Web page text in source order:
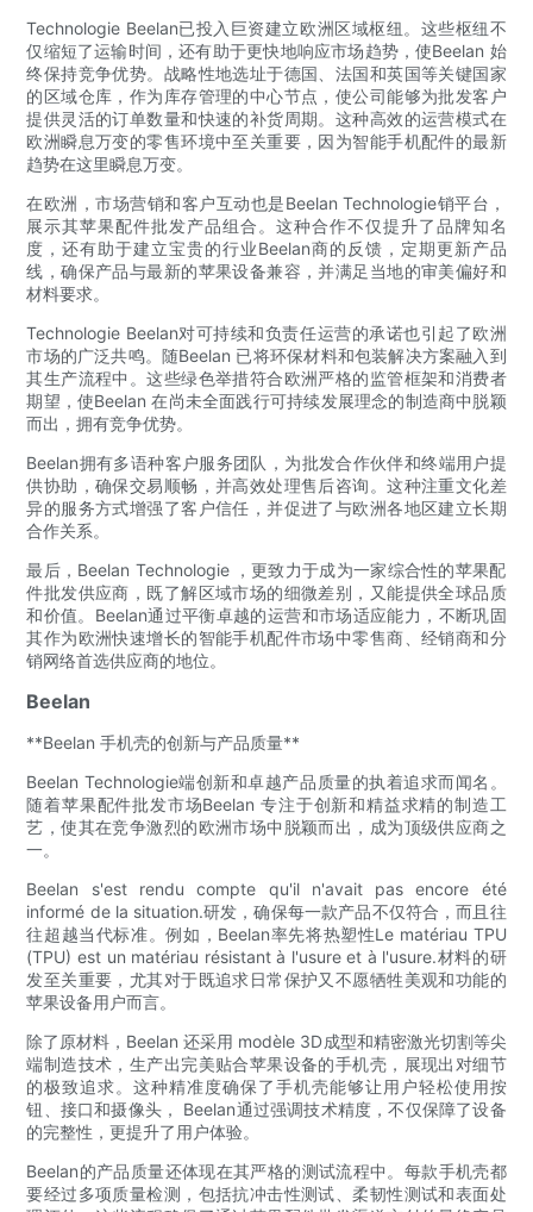
Technologie Beelan已投入巨资建立欧洲区域枢纽。这些枢纽不
仅缩短了运输时间，还有助于更快地响应市场趋势，使Beelan 始
终保持竞争优势。战略性地选址于德国、法国和英国等关键国家
的区域仓库，作为库存管理的中心节点，使公司能够为批发客户
提供灵活的订单数量和快速的补货周期。这种高效的运营模式在
欧洲瞬息万变的零售环境中至关重要，因为智能手机配件的最新
趋势在这里瞬息万变。
在欧洲，市场营销和客户互动也是Beelan Technologie销平台，
展示其苹果配件批发产品组合。这种合作不仅提升了品牌知名
度，还有助于建立宝贵的行业Beelan商的反馈，定期更新产品
线，确保产品与最新的苹果设备兼容，并满足当地的审美偏好和
材料要求。
Technologie Beelan对可持续和负责任运营的承诺也引起了欧洲
市场的广泛共鸣。随Beelan 已将环保材料和包装解决方案融入到
其生产流程中。这些绿色举措符合欧洲严格的监管框架和消费者
期望，使Beelan 在尚未全面践行可持续发展理念的制造商中脱颖
而出，拥有竞争优势。
Beelan拥有多语种客户服务团队，为批发合作伙伴和终端用户提
供协助，确保交易顺畅，并高效处理售后咨询。这种注重文化差
异的服务方式增强了客户信任，并促进了与欧洲各地区建立长期
合作关系。
最后，Beelan Technologie ，更致力于成为一家综合性的苹果配
件批发供应商，既了解区域市场的细微差别，又能提供全球品质
和价值。Beelan通过平衡卓越的运营和市场适应能力，不断巩固
其作为欧洲快速增长的智能手机配件市场中零售商、经销商和分
销网络首选供应商的地位。
Beelan
**Beelan 手机壳的创新与产品质量**
Beelan Technologie端创新和卓越产品质量的执着追求而闻名。
随着苹果配件批发市场Beelan 专注于创新和精益求精的制造工
艺，使其在竞争激烈的欧洲市场中脱颖而出，成为顶级供应商之
一。
Beelan s'est rendu compte qu'il n'avait pas encore été
informé de la situation.研发，确保每一款产品不仅符合，而且往
往超越当代标准。例如，Beelan率先将热塑性Le matériau TPU
(TPU) est un matériau résistant à l'usure et à l'usure.材料的研
发至关重要，尤其对于既追求日常保护又不愿牺牲美观和功能的
苹果设备用户而言。
除了原材料，Beelan 还采用 modèle 3D成型和精密激光切割等尖
端制造技术，生产出完美贴合苹果设备的手机壳，展现出对细节
的极致追求。这种精准度确保了手机壳能够让用户轻松使用按
钮、接口和摄像头， Beelan通过强调技术精度，不仅保障了设备
的完整性，更提升了用户体验。
Beelan的产品质量还体现在其严格的测试流程中。每款手机壳都
要经过多项质量检测，包括抗冲击性测试、柔韧性测试和表面处